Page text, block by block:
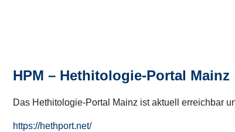
HPM – Hethitologie-Portal Mainz
Das Hethitologie-Portal Mainz ist aktuell erreichbar
https://hethport.net/